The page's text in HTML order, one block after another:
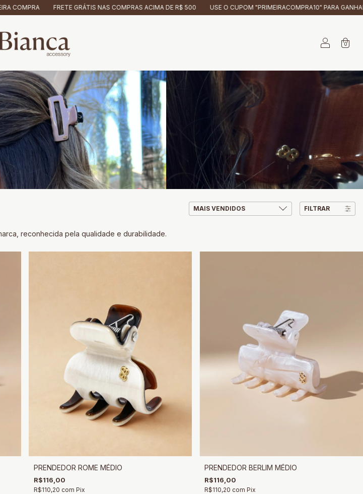
NAS COMPRAS ACIMA DE R$ 500 USE O CUPOM "PRIMEIRACOMPRA10" PARA GANHAR 10% OFF EM SUA
0
FILTRAR
reconhecida pela qualidade e durabilidade.
PRENDEDOR ROME MÉDIO
R$116,00
R$110,20 com Pix
PRENDEDOR BERLIM MÉDIO
R$116,00
R$110,20 com Pix